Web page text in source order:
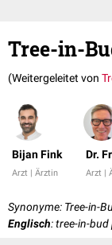
Tree-in-
(Weitergeleitet von
Bijan Fink
Arzt | Ärztin
Dr.
Arzt |
Synonyme: Tree-in-
Englisch: tree-in-